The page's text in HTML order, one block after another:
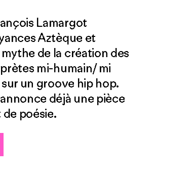
Lamargot
Aztèque et
de la création des
mi-humain/ mi
un groove hip hop.
déjà une pièce
poésie.